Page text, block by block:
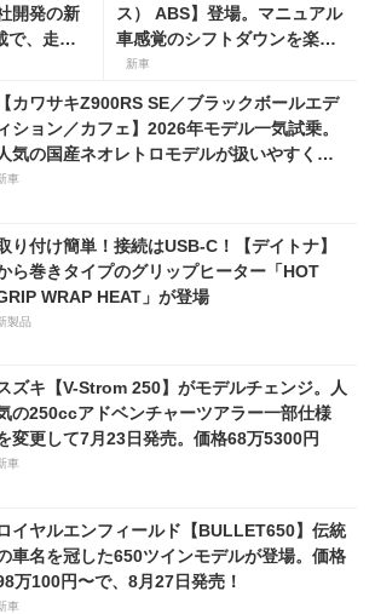
開発の新
で、走り
82万9000
ス） ABS】登場。マニュアル
車感覚のシフトダウンを楽し
める新型155ccスポーツスク
ーター8月31日発売。価格48
万1800円
新車
【カワサキZ900RS SE／ブラックボールエデ
ィション／カフェ】2026年モデル一気試乗。
気の国産ネオレトロモデルが扱いやすく上
に進化！
車
り付け簡単！接続はUSB-C！【デイトナ】
ら巻きタイプのグリップヒーター「HOT
WRAP HEAT」が登場
製品
ズキ【V-Strom 250】がモデルチェンジ。人
の250ccアドベンチャーツアラー一部仕様
変更して7月23日発売。価格68万5300円
車
イヤルエンフィールド【BULLET650】伝統
車名を冠した650ツインモデルが登場。価格
万100円〜で、8月27日発売！
車